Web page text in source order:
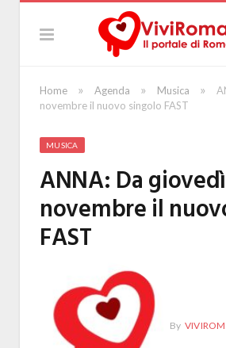
Home » Agenda » Musica »
novembre il nuovo singolo FAST
MUSICA
ANNA: Da
novembre il
FAST
By